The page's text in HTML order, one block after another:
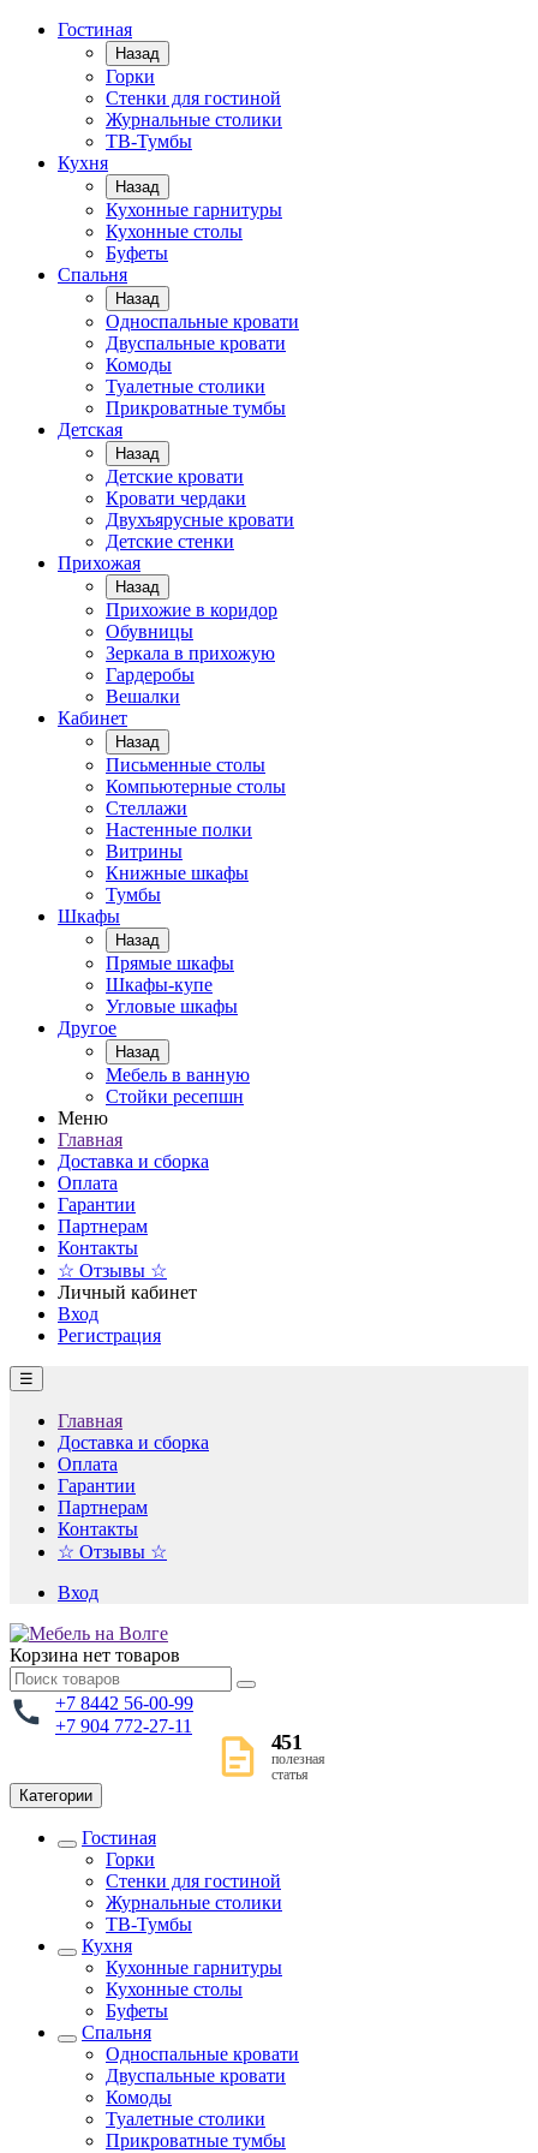
Гостиная
Назад
Горки
Стенки для гостиной
Журнальные столики
TВ-Тумбы
Кухня
Назад
Кухонные гарнитуры
Кухонные столы
Буфеты
Спальня
Назад
Односпальные кровати
Двуспальные кровати
Комоды
Туалетные столики
Прикроватные тумбы
Детская
Назад
Детские кровати
Кровати чердаки
Двухъярусные кровати
Детские стенки
Прихожая
Назад
Прихожие в коридор
Обувницы
Зеркала в прихожую
Гардеробы
Вешалки
Кабинет
Назад
Письменные столы
Компьютерные столы
Стеллажи
Настенные полки
Витрины
Книжные шкафы
Тумбы
Шкафы
Назад
Прямые шкафы
Шкафы-купе
Угловые шкафы
Другое
Назад
Мебель в ванную
Стойки ресепшн
Меню
Главная
Доставка и сборка
Оплата
Гарантии
Партнерам
Контакты
☆ Отзывы ☆
Личный кабинет
Вход
Регистрация
☰
Главная
Доставка и сборка
Оплата
Гарантии
Партнерам
Контакты
☆ Отзывы ☆
Вход
Корзина нет товаров
+7 8442 56-00-99
+7 904 772-27-11
451
полезная
статья
Категории
Гостиная
Горки
Стенки для гостиной
Журнальные столики
TВ-Тумбы
Кухня
Кухонные гарнитуры
Кухонные столы
Буфеты
Спальня
Односпальные кровати
Двуспальные кровати
Комоды
Туалетные столики
Прикроватные тумбы